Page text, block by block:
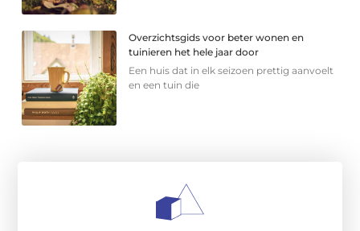
Overzichtsgids voor beter wonen en
tuinieren het hele jaar door
Een huis dat in elk seizoen prettig aanvoelt
en een tuin die